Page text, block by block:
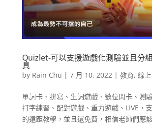
Quizlet-可以支援遊戲化測驗並且分
具
by Rain Chu | 7 月 10, 2022| 教育, 線
單詞卡、拚寫、生詞遊戲、數位閃卡、測
打字練習、配對遊戲、重力遊戲、LIVE，
的遠距教學，並且還免費，相信老師們應